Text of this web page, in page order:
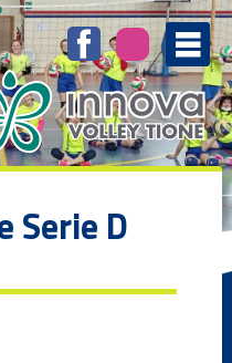
Serie D